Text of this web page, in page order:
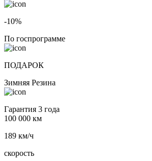
-10%
По госпрограмме
ПОДАРОК
Зимняя Резина
Гарантия 3 года
100 000 км
189 км/ч
скорость